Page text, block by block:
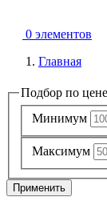
0 элементов
Главная
Подбор по цене
Минимум
Максимум
Применить